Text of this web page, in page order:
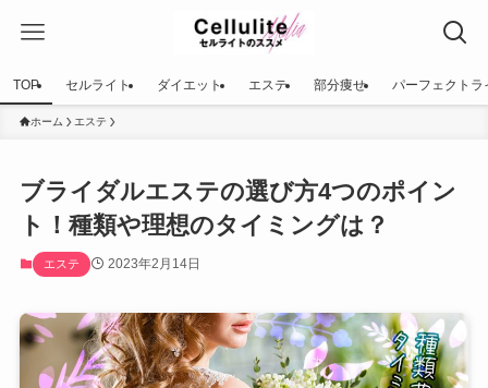
TOP セルライト ダイエット エステ 部分痩せ パーフェクトラ
ホーム エステ
ブライダルエステの選び方4つのポイン
ト！種類や理想のタイミングは？
エステ 2023年2月14日